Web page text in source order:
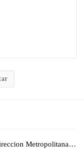
Preguntas frecuentes sobre temas de la Direccion Metropolitana de Catástro